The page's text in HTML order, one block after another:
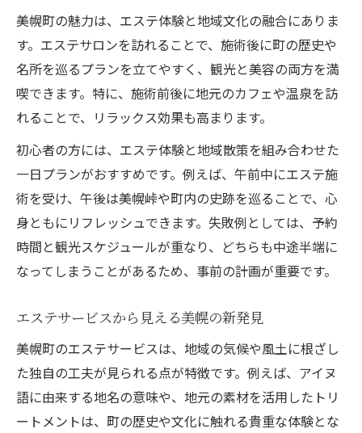
美幌町の魅力は、エステ体験と地域文化の融合にありま
す。エステサロンを訪れることで、施術後に町の歴史や
名所を巡るプランを立てやすく、観光と美容の両方を満
喫できます。特に、施術前後に地元のカフェや温泉を訪
れることで、リラックス効果も高まります。
初心者の方には、エステ体験と地域散策を組み合わせた
一日プランがおすすめです。例えば、午前中にエステ施
術を受け、午後は美幌峠や町内の史跡を巡ることで、心
身ともにリフレッシュできます。失敗例としては、予約
時間と観光スケジュールが重なり、どちらも中途半端に
なってしまうことがあるため、事前の計画が重要です。
エステサービスから見える美幌の新発見
美幌町のエステサービスは、地域の気候や風土に根ざし
た独自の工夫が見られる点が特徴です。例えば、アイヌ
語に由来する地名の意味や、地元の素材を活用したトリ
ートメントは、町の歴史や文化に触れる貴重な体験とな